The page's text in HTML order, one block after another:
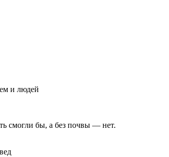
и людей
смогли бы, а без почвы — нет.